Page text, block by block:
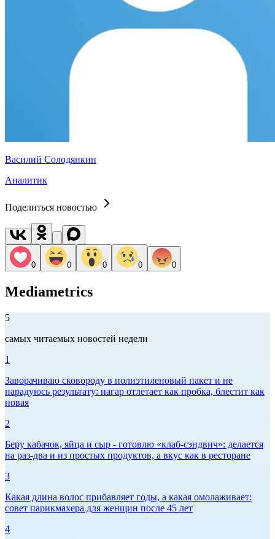
Василий Солодянкин
Аналитик
Поделиться новостью
0 0 0 0 0
Mediametrics
5
самых читаемых новостей недели
1
Заворачиваю сковороду в полиэтиленовый пакет и не
нарадуюсь результату: нагар отлетает как пробка, блестит как
новая
2
Беру кабачок, яйца и сыр - готовлю «клаб-сэндвич»: делается
на раз-два и из простых продуктов, а вкус как в ресторане
3
Какая длина волос прибавляет годы, а какая омолаживает:
совет парикмахера для женщин после 45 лет
4